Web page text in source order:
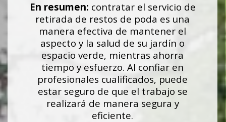
En resumen: contratar el servicio de
retirada de restos de poda es una
manera efectiva de mantener el
aspecto y la salud de su jardín o
espacio verde, mientras ahorra
tiempo y esfuerzo. Al confiar en
profesionales cualificados, puede
estar seguro de que el trabajo se
realizará de manera segura y
eficiente.